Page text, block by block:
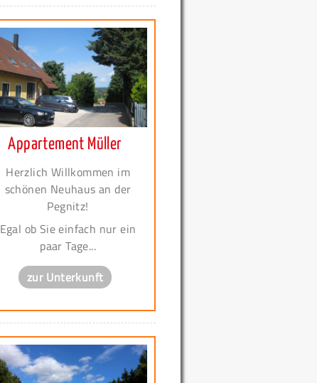
Appartement Müller
Herzlich Willkommen im
schönen Neuhaus an der
Pegnitz!
Egal ob Sie einfach nur ein
paar Tage...
zur Unterkunft